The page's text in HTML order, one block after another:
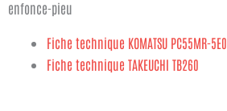
enfonce-pieu
Fiche technique KOMATSU PC55MR-5E0
Fiche technique TAKEUCHI TB260